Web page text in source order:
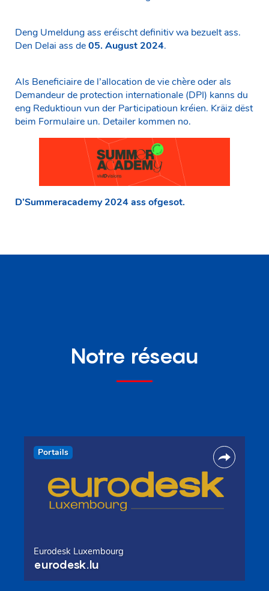
Deng Umeldung ass eréischt definitiv wa bezuelt ass.
Den Delai ass de05. August 2024.
Als Beneficiaire de l’allocation de vie chère oder als
Demandeur de protection internationale (DPI) kanns du
eng Reduktioun vun der Participatioun kréien. Kräiz dëst
beim Formulaire un. Detailer kommen no.
D’Summeracademy 2024 ass ofgesot.
Notre réseau
Portails
Eurodesk Luxembourg
eurodesk.lu